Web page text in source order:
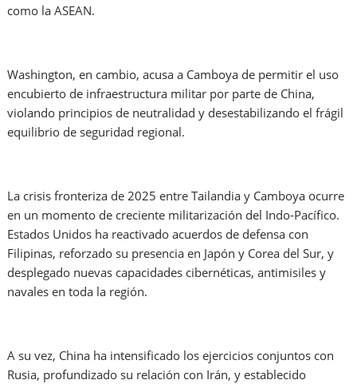
como la ASEAN.
Washington, en cambio, acusa a Camboya de permitir el uso
encubierto de infraestructura militar por parte de China,
violando principios de neutralidad y desestabilizando el frágil
equilibrio de seguridad regional.
La crisis fronteriza de 2025 entre Tailandia y Camboya ocurre
en un momento de creciente militarización del Indo-Pacífico.
Estados Unidos ha reactivado acuerdos de defensa con
Filipinas, reforzado su presencia en Japón y Corea del Sur, y
desplegado nuevas capacidades cibernéticas, antimisiles y
navales en toda la región.
A su vez, China ha intensificado los ejercicios conjuntos con
Rusia, profundizado su relación con Irán, y establecido